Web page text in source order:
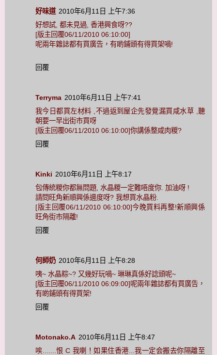
好味道 2010年6月11日 上午7:36
好想試, 都未見過, 香港興食呀??
[版主回覆06/11/2010 06:10:00]
呢兩年雜誌都有買廣告，有啲鋪頭有得買架喎!
回覆
Terryma 2010年6月11日 上午7:41
我今日都買左材料 ,不過返到屋企先發覺漏買咸水草 ,聽
朝要一早出街市買呀
[版主回覆06/11/2010 06:10:00]你講係整咸肉糉?
回覆
Kinki 2010年6月11日 上午8:17
包傳統糉你都無問題, 水晶糉一定難唔度你. 加油呀 !
請問旺角新順興係邊度呀? 我想買水晶粉.
[版主回覆06/11/2010 06:10:00]今晚買料再整!新順興係
旺角街巿隔離!
回覆
何師奶 2010年6月11日 上午8:28
咦~ 水晶粽~? 又幾好玩喎~ 琳琳真係好諗頭呢~
[版主回覆06/11/2010 06:09:00]呢兩年雜誌都有買廣告，
有啲鋪頭有得買架!
回覆
Motonako.A 2010年6月11日 上午8:47
唉.......恨 C 我喇！如果住香港...我一定会搬去你隔離至